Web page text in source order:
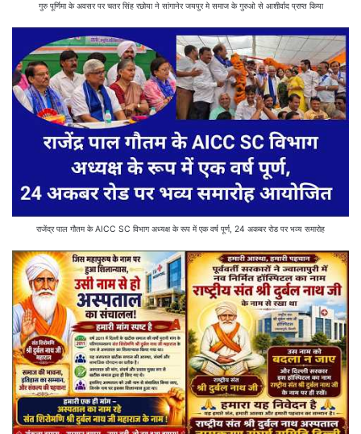
गुरु पूर्णिमा के अवसर पर चतर सिंह रछोया ने सांगानेर जयपुर मे समाज के गुरुओ से आशीर्वाद प्राप्त किया
राजेंद्र पाल गौतम के AICC SC विभाग अध्यक्ष के रूप में एक वर्ष पूर्ण, 24 अकबर रोड पर भव्य समारोह